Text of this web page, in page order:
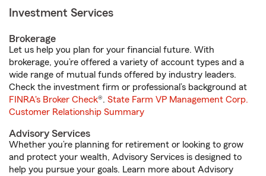
Investment Services
Brokerage
Let us help you plan for your financial future. With
brokerage, you’re offered a variety of account types and a
wide range of mutual funds offered by industry leaders.
Check the investment firm or professional’s background at
FINRA's Broker Check®. State Farm VP Management Corp.
Customer Relationship Summary
Advisory Services
Whether you’re planning for retirement or looking to grow
and protect your wealth, Advisory Services is designed to
help you pursue your goals. Learn more about Advisory